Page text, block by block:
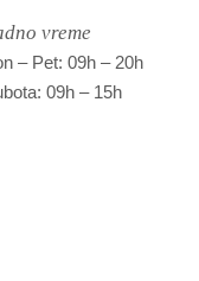
vreme
– Pet: 09h – 20h
09h – 15h